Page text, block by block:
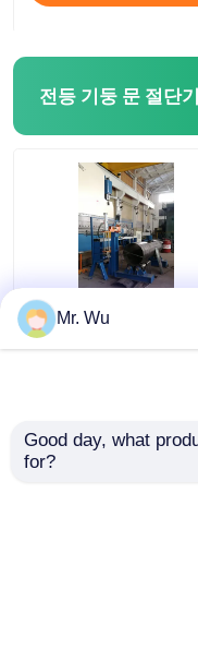
전등 기둥 문 절단기
모형 680/2000 Cnc
2000mm 전등 기둥 문
Mr. Wu
Good day, what
for?